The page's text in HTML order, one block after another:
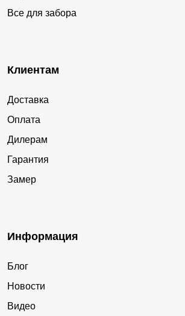
Все для забора
Клиентам
Доставка
Оплата
Дилерам
Гарантия
Замер
Информация
Блог
Новости
Видео